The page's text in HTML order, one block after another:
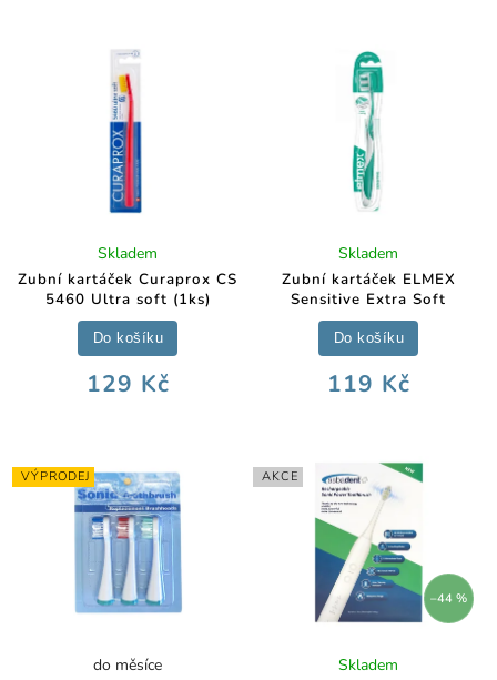
Zubní kartáček Curaprox CS
5460 Ultra soft (1ks)
Skladem
129 Kč
Do košíku
Zubní kartáček ELMEX
Sensitive Extra Soft
Skladem
119 Kč
Do košíku
VÝPRODEJ
do měsíce
AKCE
–44 %
Skladem